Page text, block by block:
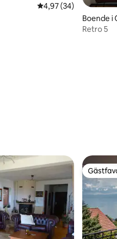
4,97 av 5 i
4,97 (34)
Boende i
Retro 5